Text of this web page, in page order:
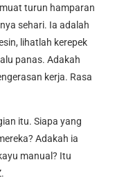
turun hamparan
sehari. Ia adalah
lihatlah kerepek
panas. Adakah
kerja. Rasa
itu. Siapa yang
Adakah ia
manual? Itu